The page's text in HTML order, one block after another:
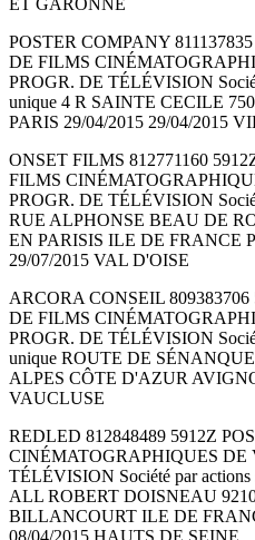
ET GARONNE
POSTER COMPANY
DE FILMS
PROGR. DE TÉLÉVISION
unique 4 R SAINTE CECILE
PARIS 29/04/2015 29/04/2015
ONSET FILMS 812771160
FILMS
PROGR. DE TÉLÉVISION
RUE ALPHONSE BEAU DE
EN PARISIS ILE DE FRANCE
29/07/2015 VAL D'OISE
ARCORA CONSEIL
DE FILMS
PROGR. DE TÉLÉVISION
unique ROUTE DE
ALPES CÔTE D'AZUR
VAUCLUSE
REDLED 812848489 5912Z
CINÉMATOGRAPHIQUES DE
TÉLÉVISION Société par actions
ALL ROBERT DOISNEAU
BILLANCOURT ILE DE